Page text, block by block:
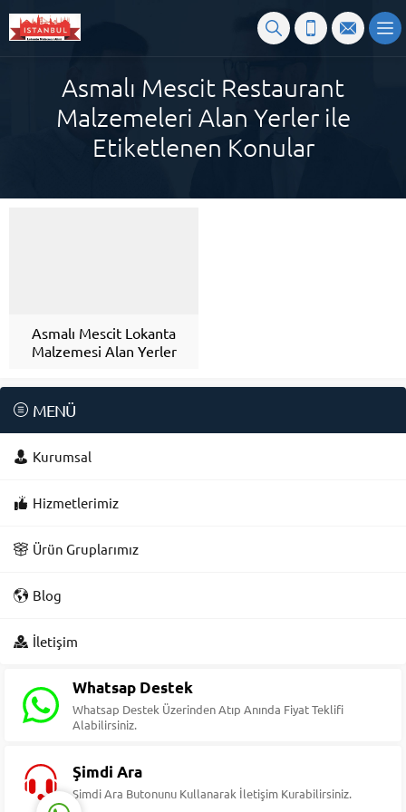
Asmalı Mescit Restaurant
Malzemeleri Alan Yerler ile
Etiketlenen Konular
Asmalı Mescit Lokanta
Malzemesi Alan Yerler
MENÜ
Kurumsal
Hizmetlerimiz
Ürün Gruplarımız
Blog
İletişim
Whatsap Destek
Whatsap Destek Üzerinden Atıp Anında Fiyat Teklifi
Alabilirsiniz.
Şimdi Ara
Şimdi Ara Butonunu Kullanarak İletişim Kurabilirsiniz.